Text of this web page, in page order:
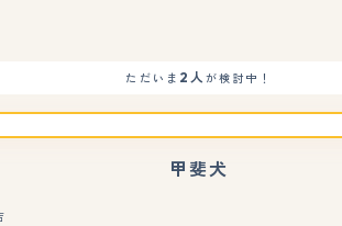
ただいま 2人が検討中！
甲斐犬